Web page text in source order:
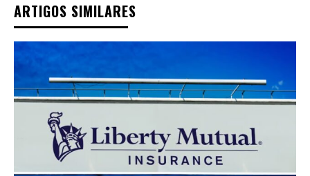
ARTIGOS SIMILARES